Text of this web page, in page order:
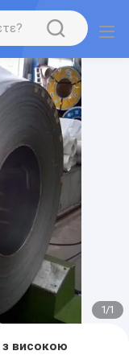
1/1
з високою